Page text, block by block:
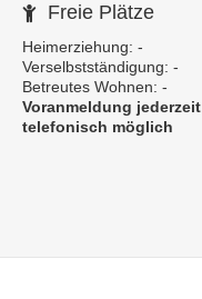
Freie Plätze
Heimerziehung: -
Verselbstständigung: -
Betreutes Wohnen: -
Voranmeldung jederzeit
telefonisch möglich